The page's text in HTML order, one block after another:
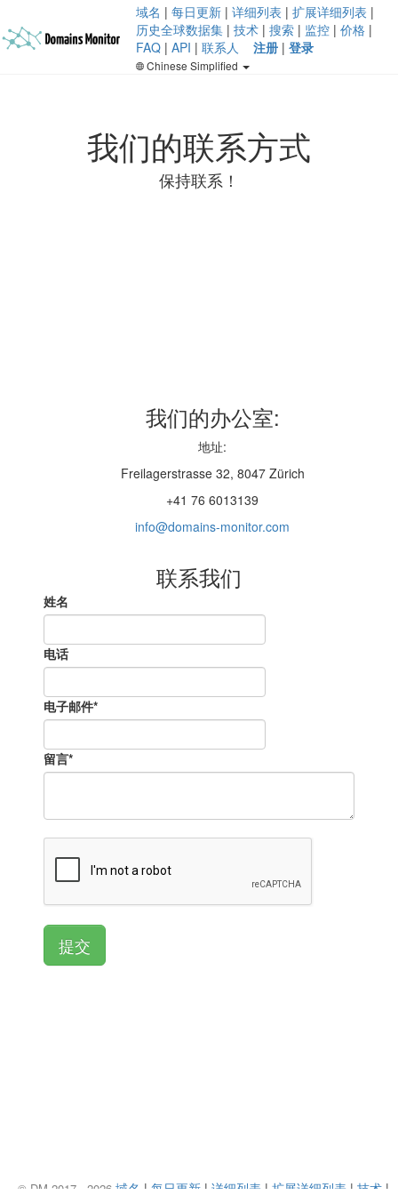
域名 | 每日更新 | 详细列表 | 扩展详细列表 |
历史全球数据集 | 技术 | 搜索 | 监控 | 价格 |
FAQ | API | 联系人 注册 | 登录
Chinese Simplified
我们的联系方式
保持联系！
我们的办公室:
地址:
Freilagerstrasse 32, 8047 Zürich
+41 76 6013139
info@domains-monitor.com
联系我们
姓名
电话
电子邮件*
留言*
© DM 2017 - 2026 域名 | 每日更新 | 详细列表 | 扩展详细列表 | 技术 |